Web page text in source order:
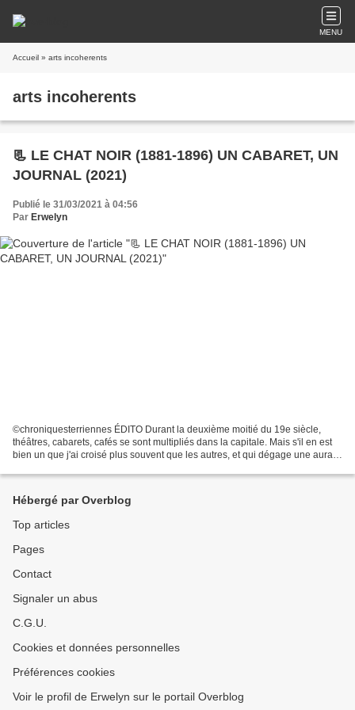
MENU
Accueil » arts incoherents
arts incoherents
📃 LE CHAT NOIR (1881-1896) UN CABARET, UN
JOURNAL (2021)
Publié le 31/03/2021 à 04:56
Par Erwelyn
©chroniquesterriennes ÉDITO Durant la deuxième moitié du 19e siècle,
théâtres, cabarets, cafés se sont multipliés dans la capitale. Mais s'il en est
bien un que j'ai croisé plus souvent que les autres, et qui dégage une aura
Hébergé par Overblog
Top articles
Pages
Contact
Signaler un abus
C.G.U.
Cookies et données personnelles
Préférences cookies
Voir le profil de Erwelyn sur le portail Overblog